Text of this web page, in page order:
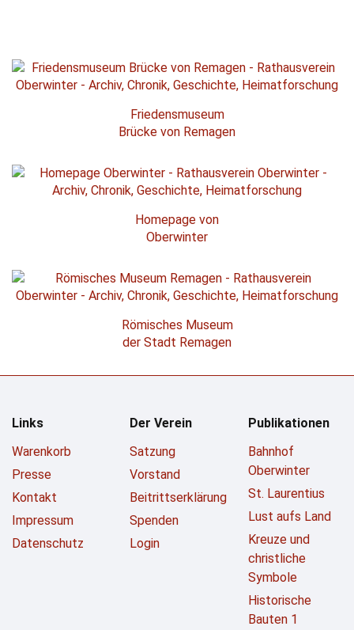
Friedensmuseum
Brücke von Remagen
Homepage von
Oberwinter
Römisches Museum
der Stadt Remagen
Links
Warenkorb
Presse
Kontakt
Impressum
Datenschutz
Der Verein
Satzung
Vorstand
Beitrittserklärung
Spenden
Login
Publikationen
Bahnhof
Oberwinter
St. Laurentius
Lust aufs Land
Kreuze und
christliche
Symbole
Historische
Bauten 1